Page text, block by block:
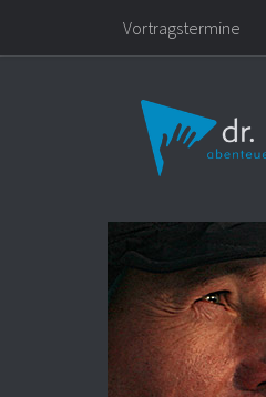
Zum Inhalt springen
Vortragstermine